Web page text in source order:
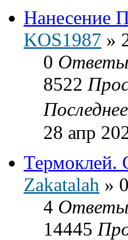
Нанесение
KOS1987 »
0 Ответы
8522
28 апр
Термоклей.
Zakatalah »
4 Ответы
14445